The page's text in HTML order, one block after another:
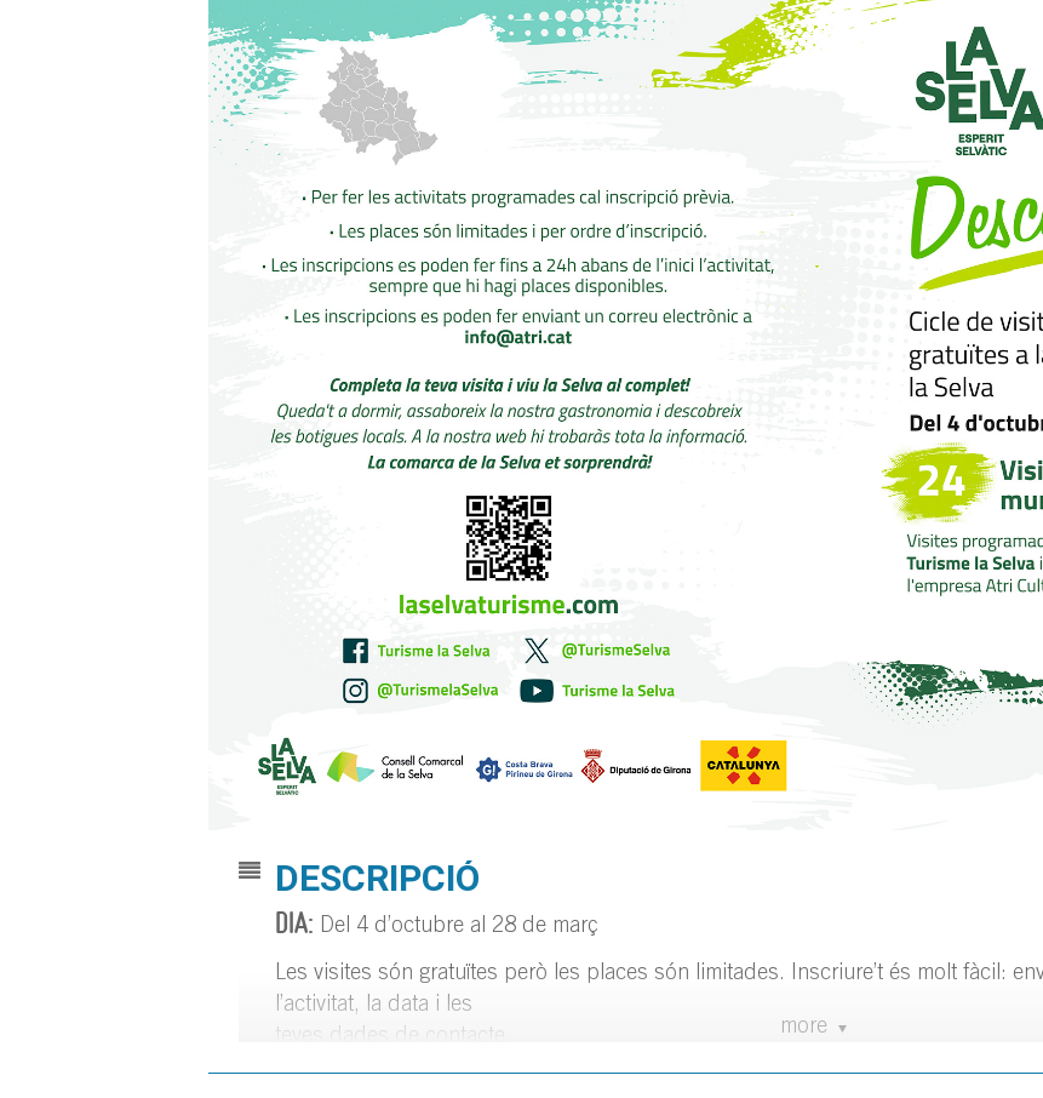
more
DESCRIPCIÓ
DIA: Del 4 d’octubre al 28 de març
Les visites són gratuïtes però les places són limitades. Inscriure’t és molt fàcil:
l’activitat, la data i les
teves dades de contacte.